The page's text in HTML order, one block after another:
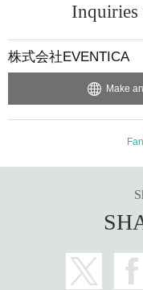
Inquiries
株式会社EVENTICA
Make